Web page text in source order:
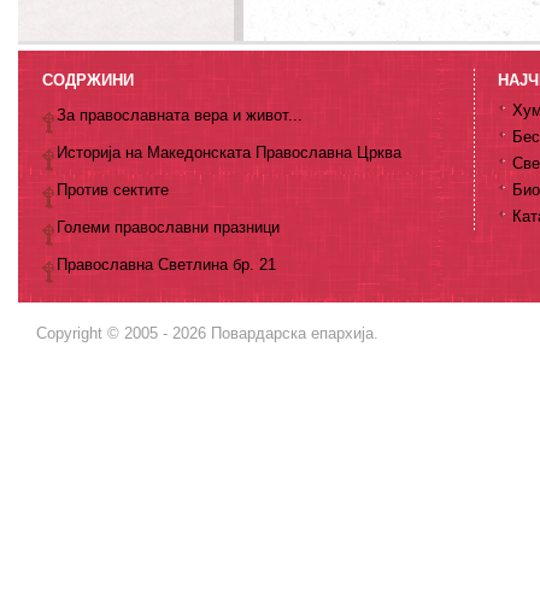
СОДРЖИНИ
За православната вера и живот...
Историја на Македонската Православна Црква
Против сектите
Големи православни празници
Православна Светлина бр. 21
Copyright © 2005 - 2026 Повардарска епархија.